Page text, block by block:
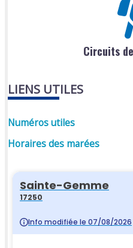
Circuits
LIENS UTILES
Numéros utiles
Horaires des marées